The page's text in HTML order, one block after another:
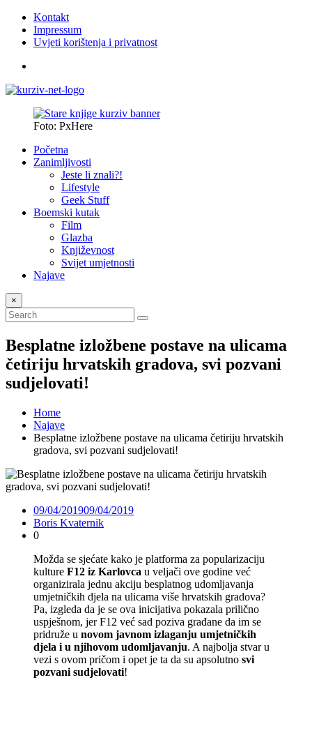
Kontakt
Impressum
Uvjeti korištenja i privatnost
Foto: PxHere
Početna
Zanimljivosti
Jeste li znali?!
Lifestyle
Geek Stuff
Boemski kutak
Film
Glazba
Književnost
Svijet umjetnosti
Najave
×
Besplatne izložbene postave na ulicama
četiriju hrvatskih gradova, svi pozvani
sudjelovati!
Home
Najave
Besplatne izložbene postave na ulicama četiriju hrvatskih
gradova, svi pozvani sudjelovati!
09/04/201909/04/2019
Boris Kvaternik
0
Možda se sjećate kako je platforma za popularizaciju
kulture F12 iz Karlovca u veljači ove godine već
organizirala jednu akciju besplatnog udomljavanja
umjetničkih djela na ulicama više hrvatskih gradova?
Pa, izgleda da je se ova inicijativa pokazala prilično
uspješnom, jer F12 već sad poziva građane da im se
pridruže u novom javnom izlaganju umjetničkih
djela i u njihovom udomljavanju. A najbolja stvar u
vezi s ovom pričom i opet je ta da su apsolutno svi
pozvani sudjelovati!